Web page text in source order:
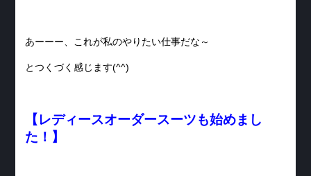
あーーー、これが私のやりたい仕事だな～
とつくづく感じます(^^)
【レディースオーダースーツも始めまし
た！】